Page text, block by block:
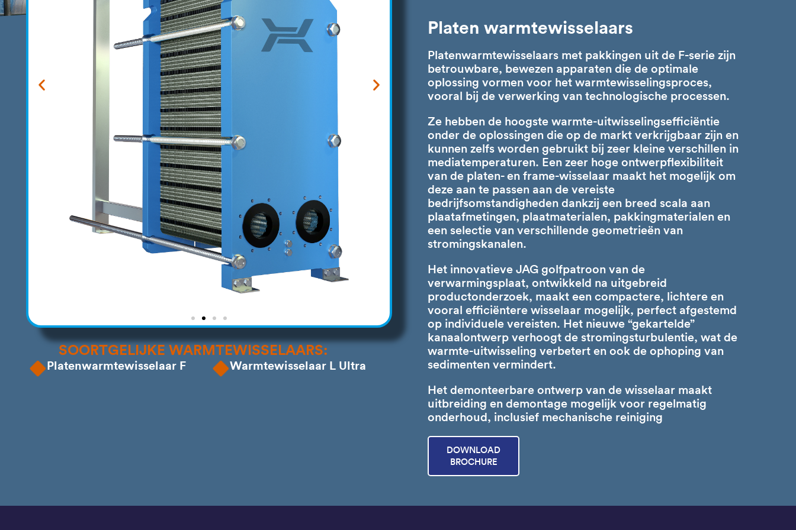
SOORTGELIJKE WARMTEWISSELAARS:
Platenwarmtewisselaar F Warmtewisselaar L Ultra
Platen warmtewisselaars
Platenwarmtewisselaars met pakkingen uit de F-serie zijn
betrouwbare, bewezen apparaten die de optimale
oplossing vormen voor het warmtewisselingsproces,
vooral bij de verwerking van technologische processen.
Ze hebben de hoogste warmte-uitwisselingsefficiëntie
onder de oplossingen die op de markt verkrijgbaar zijn en
kunnen zelfs worden gebruikt bij zeer kleine verschillen in
mediatemperaturen. Een zeer hoge ontwerpflexibiliteit
van de platen- en frame-wisselaar maakt het mogelijk om
deze aan te passen aan de vereiste
bedrijfsomstandigheden dankzij een breed scala aan
plaatafmetingen, plaatmaterialen, pakkingmaterialen en
een selectie van verschillende geometrieën van
stromingskanalen.
Het innovatieve JAG golfpatroon van de
verwarmingsplaat, ontwikkeld na uitgebreid
productonderzoek, maakt een compactere, lichtere en
vooral efficiëntere wisselaar mogelijk, perfect afgestemd
op individuele vereisten. Het nieuwe “gekartelde”
kanaalontwerp verhoogt de stromingsturbulentie, wat de
warmte-uitwisseling verbetert en ook de ophoping van
sedimenten vermindert.
Het demonteerbare ontwerp van de wisselaar maakt
uitbreiding en demontage mogelijk voor regelmatig
onderhoud, inclusief mechanische reiniging
DOWNLOAD
BROCHURE